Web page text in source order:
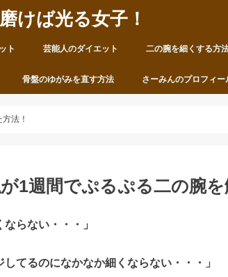
磨けば光る女子！
ト 芸能人のダイエット 二の腕を細くする方
骨盤のゆがみを直す方法 さーみんのプロフィー
法！
1週間でぷるぷる二の腕
らない・・・」
てるのになかなか細くならない・・・」